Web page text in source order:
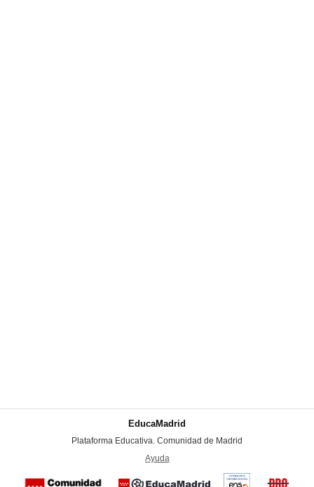
EducaMadrid
Plataforma Educativa. Comunidad de Madrid
Ayuda
Certificación